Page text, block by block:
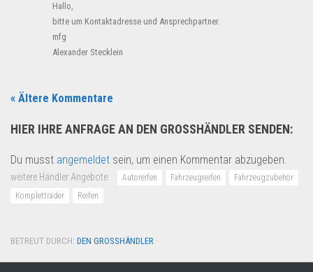
Hallo,
bitte um Kontaktadresse und Ansprechpartner.
mfg
Alexander Stecklein
« Ältere Kommentare
HIER IHRE ANFRAGE AN DEN GROSSHÄNDLER SENDEN:
Du musst angemeldet sein, um einen Kommentar abzugeben.
weitere Händler Angebote: Autoreifen Fahrzeugreifen
Fahrzeugzubehör
Kompletträder
Reifen
BETREUT DURCH: DEN GROSSHÄNDLER ·